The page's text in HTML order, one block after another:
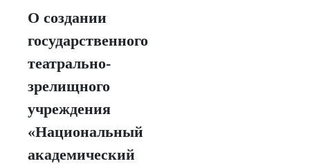
О создании
государственного
театрально-
зрелищного
учреждения
«Национальный
академический